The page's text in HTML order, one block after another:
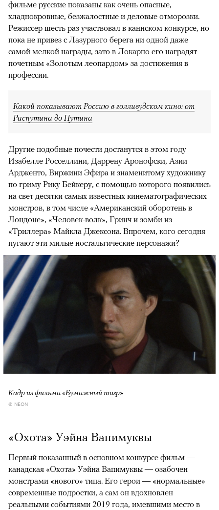
фильме русские показаны как очень опасные,
хладнокровные, безжалостные и деловые отморозки.
Режиссер шесть раз участвовал в каннском конкурсе, но
пока не привез с Лазурного берега ни одной даже
самой мелкой награды, зато в Локарно его наградят
почетным «Золотым леопардом» за достижения в
профессии.
Какой показывают Россию в голливудском кино: от
Распутина до Путина
Другие подобные почести достанутся в этом году
Изабелле Росселлини, Даррену Аронофски, Азии
Ардженто, Виржини Эфира и знаменитому художнику
по гриму Рику Бейкеру, с помощью которого появились
на свет десятки самых известных кинематографических
монстров, в том числе «Американский оборотень в
Лондоне», «Человек-волк», Гринч и зомби из
«Триллера» Майкла Джексона. Впрочем, кого сегодня
пугают эти милые ностальгические персонажи?
Кадр из фильма «Бумажный тигр»
© NEON
«Охота» Уэйна Вапимуквы
Первый показанный в основном конкурсе фильм —
канадская «Охота» Уэйна Вапимуквы — озабочен
монстрами «нового» типа. Его герои — «нормальные»
современные подростки, а сам он вдохновлен
реальными событиями 2019 года, имевшими место в